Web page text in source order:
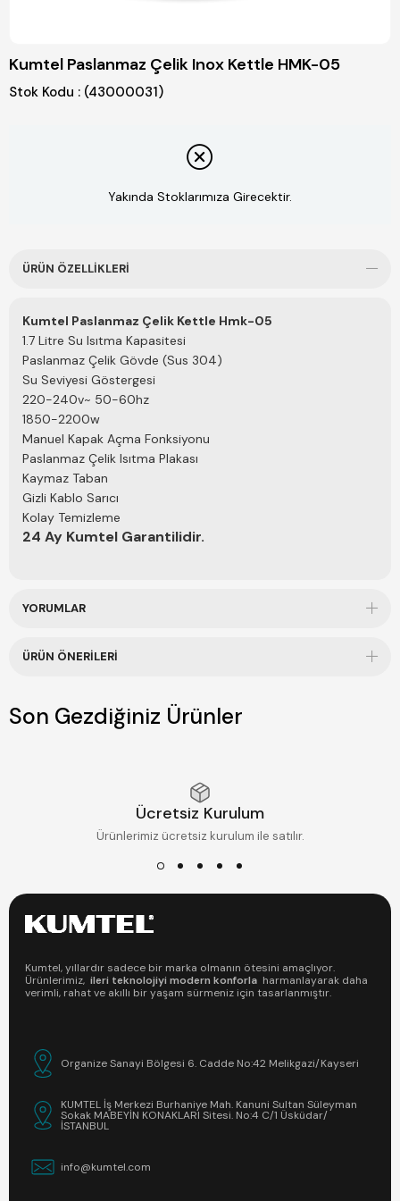
Kumtel Paslanmaz Çelik Inox Kettle HMK-05
Stok Kodu (43000031)
Yakında Stoklarımıza Girecektir.
ÜRÜN ÖZELLIKLERI
Kumtel Paslanmaz Çelik Kettle Hmk-05
1.7 Litre Su Isıtma Kapasitesi
Paslanmaz Çelik Gövde (Sus 304)
Su Seviyesi Göstergesi
220-240v~ 50-60hz
1850-2200w
Manuel Kapak Açma Fonksiyonu
Paslanmaz Çelik Isıtma Plakası
Kaymaz Taban
Gizli Kablo Sarıcı
Kolay Temizleme
24 Ay Kumtel Garantilidir.
YORUMLAR
ÜRÜN ÖNERILERI
Son Gezdiğiniz Ürünler
Ücretsiz Kurulum
Ürünlerimiz ücretsiz kurulum ile satılır.
Kumtel, yıllardır sadece bir marka olmanın ötesini amaçlıyor.
Ürünlerimiz, ileri teknolojiyi modern konforla harmanlayarak daha
verimli, rahat ve akıllı bir yaşam sürmeniz için tasarlanmıştır.
Organize Sanayi Bölgesi 6. Cadde No:42 Melikgazi/Kayseri
KUMTEL İş Merkezi Burhaniye Mah. Kanuni Sultan Süleyman
Sokak MABEYİN KONAKLARI Sitesi. No:4 C/1 Üsküdar/
İSTANBUL
info@kumtel.com